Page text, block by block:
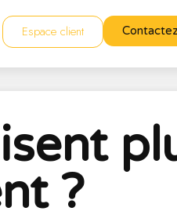
Espace client
?